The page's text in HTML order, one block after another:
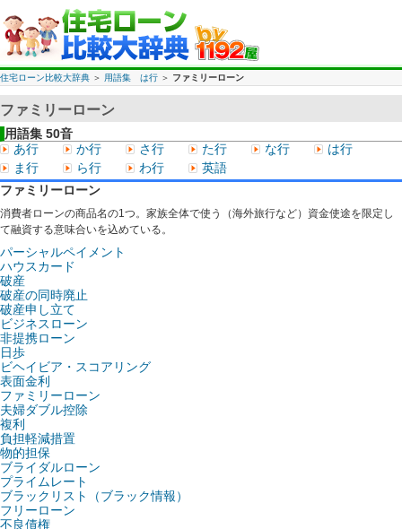
住宅ローン比較大辞典 ＞ 用語集 は行 ＞ ファミリーローン
ファミリーローン
用語集 50音
あ行
か行 さ行 た行 な行
は行
ま行
ら行 わ行
英語
ファミリーローン
消費者ローンの商品名の1つ。家族全体で使う（海外旅行など）資金使途を限定し
て融資する意味合いを込めている。
パーシャルペイメント
ハウスカード
破産
破産の同時廃止
破産申し立て
ビジネスローン
非提携ローン
日歩
ビヘイビア・スコアリング
表面金利
ファミリーローン
夫婦ダブル控除
複利
負担軽減措置
物的担保
ブライダルローン
プライムレート
ブラックリスト（ブラック情報）
フリーローン
不良債権